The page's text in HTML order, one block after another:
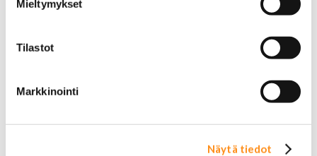
Mieltymykset
Tilastot
Markkinointi
Näytä tiedot
Laturit